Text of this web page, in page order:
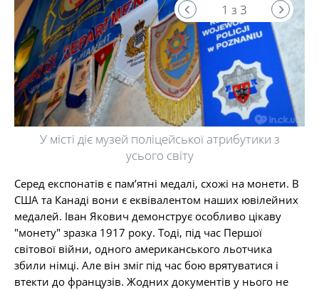
У місті діє музей поліцейської атрибутики з
усього світу
1 з 3
Серед експонатів є пам’ятні медалі, схожі на монети. В
США та Канаді вони є еквівалентом наших ювілейних
медалей. Іван Якович демонструє особливо цікаву
"монету" зразка 1917 року. Тоді, під час Першої
світової війни, одного американського льотчика
збили німці. Але він зміг під час бою врятуватися і
втекти до французів. Жодних документів у нього не